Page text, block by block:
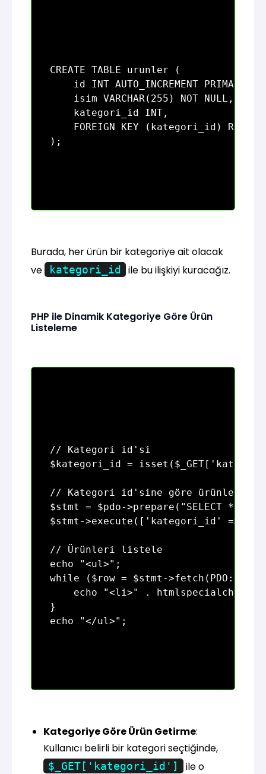
CREATE TABLE urunler (
id INT AUTO_INCREMENT PRIMARY
    isim VARCHAR(255) NOT NULL,
    kategori_id INT,
FOREIGN KEY (kategori_id)
Burada, her ürün bir kategoriye ait olacak
ve
kategori_id ile bu ilişkiyi kuracağız.
PHP ile Dinamik Kategoriye Göre Ürün
Listeleme
// Kategori id'si
$kategori_id =
// Kategori id'sine göre ürünleri
$stmt = $pdo->prepare("SELECT *
$stmt->execute(['kategori_id' =>
// Ürünleri listele
echo "<ul>";
while ($row = $stmt-
echo "<li>" .
}
Kategoriye Göre Ürün Getirme:
Kullanıcı belirli bir kategori seçtiğinde,
$_GET['kategori_id']
ile o